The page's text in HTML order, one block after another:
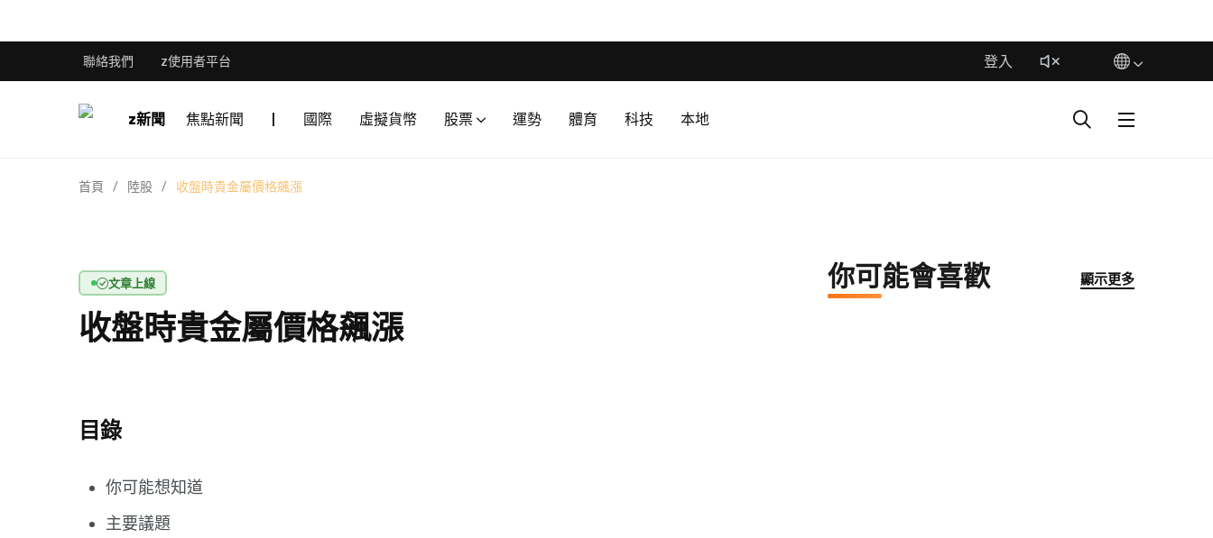
聯絡我們 z使用者平台 登入
z新聞 焦點新聞 | 國際 虛擬貨幣 股票 運勢 體育 科技 本地
首頁 陸股 收盤時貴金屬價格飆漲
文章上線
收盤時貴金屬價格飆漲
目錄
你可能想知道
主要議題
你可能會喜歡 顯示更多